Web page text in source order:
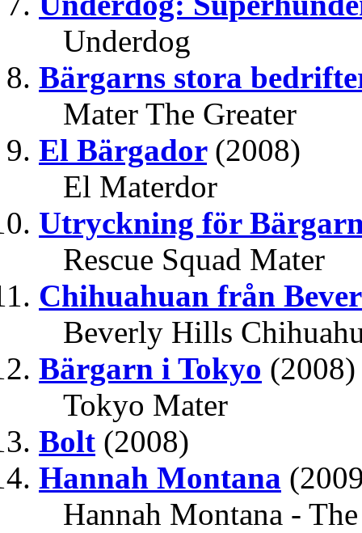
Underdog
Bärgarns stora
Mater The Greater
El Bärgador (2008)
El Materdor
Utryckning för
Rescue Squad Mater
Chihuahuan från
Beverly Hills
Bärgarn i Tokyo
Tokyo Mater
Bolt (2008)
Hannah Montana
Hannah Montana -